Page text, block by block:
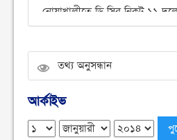
নোয়াখালীতে ডি সির নিকট ১১
বৃহস্পতিবার ● ৬ আগস্ট ২০২৬
বেগমগঞ্জে ১১ দলীয় ঐক্যের
অনুষ্ঠিত
বুধবার ● ৫ আগস্ট ২০২৬
চেয়ারম্যান পদে জনপ্রিয়তার
আর্কাইভ